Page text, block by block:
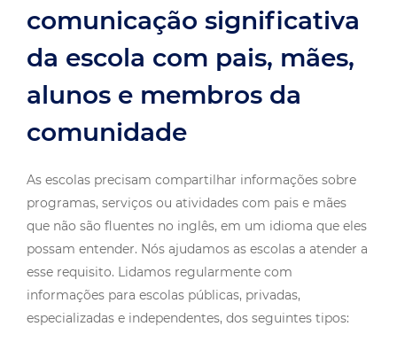
comunicação significativa
da escola com pais, mães,
alunos e membros da
comunidade
As escolas precisam compartilhar informações sobre
programas, serviços ou atividades com pais e mães
que não são fluentes no inglês, em um idioma que eles
possam entender. Nós ajudamos as escolas a atender a
esse requisito. Lidamos regularmente com
informações para escolas públicas, privadas,
especializadas e independentes, dos seguintes tipos: